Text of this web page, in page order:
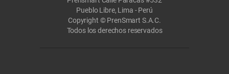
Pueblo Libre, Lima - Perú
Copyright © PrenSmart S.A.C.
Todos los derechos reservados